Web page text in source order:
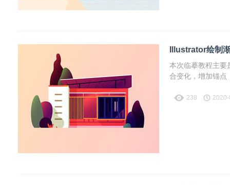
Illustrator绘制
本次临摹教程主要
合变化，增加锚点
238